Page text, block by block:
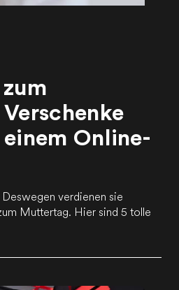
Online-
verdienen sie
Muttertag. Hier sind 5 tolle